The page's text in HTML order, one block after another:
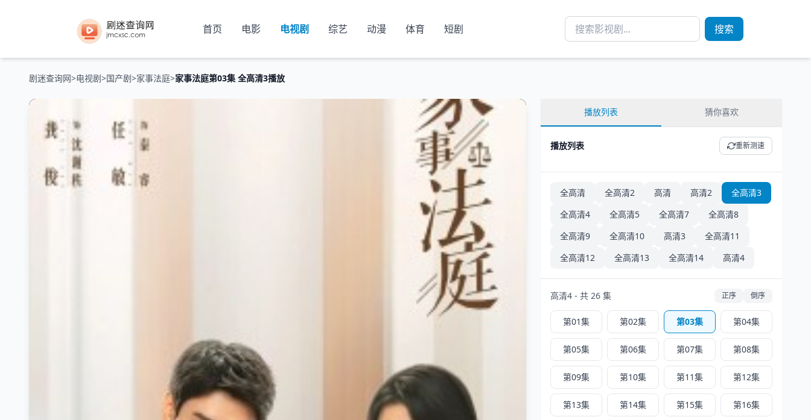
首页 电影 电视剧 综艺 动漫 体育 短剧 搜索
剧迷查询网>电视剧>国产剧>家事法庭>家事法庭第03集 全高清3播放
播放列表 猜你喜欢
播放列表 重新测速
全高清 全高清2 高清 高清2
全高清3
全高清4
全高清5 全高清7
全高清8
全高清9
全高清10 高清3
全高清11
全高清12
全高清13 全高清14 高清4
高清4 - 共 26 集 正序 倒序
第01集 第02集 第03集 第04集
第05集 第06集 第07集 第08集
第09集 第10集 第11集 第12集
第13集 第14集 第15集 第16集